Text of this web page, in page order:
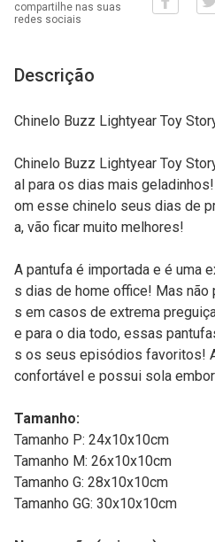
compartilhe nas suas
redes sociais
Descrição
Chinelo Buzz Lightyear Toy
Chinelo Buzz Lightyear Toy
al para os dias mais
om esse chinelo seus dias de
a, vão ficar muito melhores!
A pantufa é importada e é uma
s dias de home office! Mas não
s em casos de extrema
e para o dia todo, essas
s os seus episódios favoritos!
confortável e possui sola
Tamanho:
Tamanho P: 24x10x10cm
Tamanho M: 26x10x10cm
Tamanho G: 28x10x10cm
Tamanho GG: 30x10x10cm